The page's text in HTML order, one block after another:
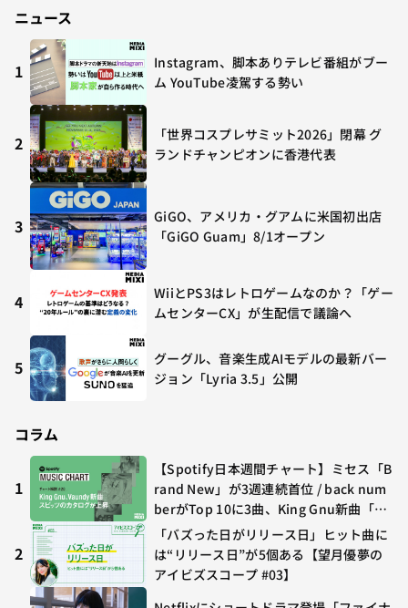
ニュース
1
Instagram、脚本ありテレビ番組がブー
ム YouTube凌駕する勢い
2
「世界コスプレサミット2026」閉幕 グ
ランドチャンピオンに香港代表
3
GiGO、アメリカ・グアムに米国初出店
「GiGO Guam」8/1オープン
4
WiiとPS3はレトロゲームなのか？「ゲー
ムセンターCX」が生配信で議論へ
5
グーグル、音楽生成AIモデルの最新バー
ジョン「Lyria 3.5」公開
コラム
1
【Spotify日本週間チャート】ミセス「B
rand New」が3週連続首位 / back num
berがTop 10に3曲、King Gnu新曲「G
O GHOST」が初登場〜集計期間：2026
年7/24〜7/30
2
「バズった日がリリース日」ヒット曲に
は“リリース日”が5個ある【望月優夢の
アイビズスコープ #03】